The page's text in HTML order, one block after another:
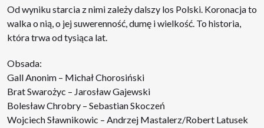
Od wyniku starcia z nimi zależy dalszy los Polski. Koronacja to
walka o nią, o jej suwerenność, dumę i wielkość. To historia,
która trwa od tysiąca lat.
Obsada:
Gall Anonim – Michał Chorosiński
Brat Swarożyc – Jarosław Gajewski
Bolesław Chrobry – Sebastian Skoczeń
Wojciech Sławnikowic – Andrzej Mastalerz/Robert Latusek